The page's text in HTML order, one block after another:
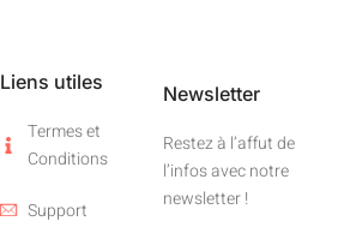
Liens utiles
Termes et
Conditions
Support
Newsletter
Restez à l’affut de
l’infos avec notre
newsletter !